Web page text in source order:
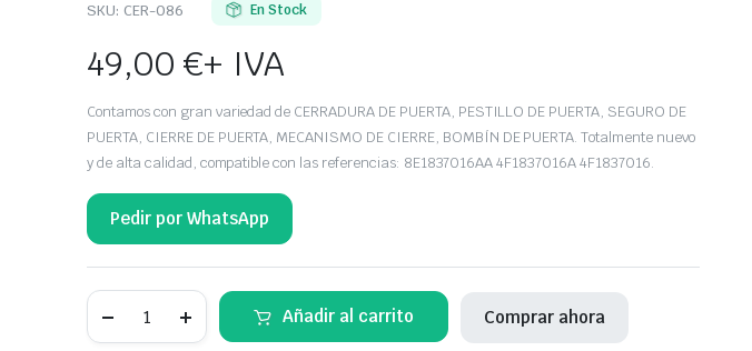
SKU: CER-086 En Stock
49,00€+ IVA
Contamos con gran variedad de CERRADURA DE PUERTA, PESTILLO DE PUERTA, SEGURO DE
PUERTA, CIERRE DE PUERTA, MECANISMO DE CIERRE, BOMBÍN DE PUERTA. Totalmente nuevo
y de alta calidad, compatible con las referencias: 8E1837016AA 4F1837016A 4F1837016.
Pedir por WhatsApp
CERRADURA
Añadir al carrito Comprar ahora